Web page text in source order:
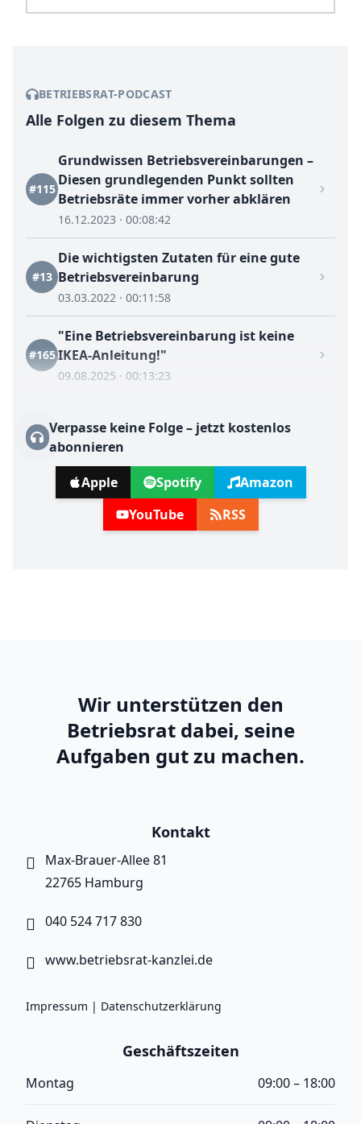
BETRIEBSRAT-PODCAST
Alle Folgen zu diesem Thema
#115
Grundwissen Betriebsvereinbarungen –
Diesen grundlegenden Punkt sollten
Betriebsräte immer vorher abklären
16.12.2023 · 00:08:42
#13
Die wichtigsten Zutaten für eine gute
Betriebsvereinbarung
03.03.2022 · 00:11:58
#165
"Eine Betriebsvereinbarung ist keine
IKEA-Anleitung!"
09.08.2025 · 00:13:23
#95
– Diese Fehler gilt es zu vermeiden
("Niederschlagsansatz")
15.07.2023 · 00:19:39
Verpasse keine Folge – jetzt kostenlos
abonnieren
Apple
Spotify
Amazon
YouTube
RSS
Wir unterstützen den
Betriebsrat dabei, seine
Aufgaben gut zu machen.
Kontakt
Max-Brauer-Allee 81
22765 Hamburg
040 524 717 830
www.betriebsrat-kanzlei.de
Impressum | Datenschutzerklärung
Geschäftszeiten
Montag 09:00 – 18:00